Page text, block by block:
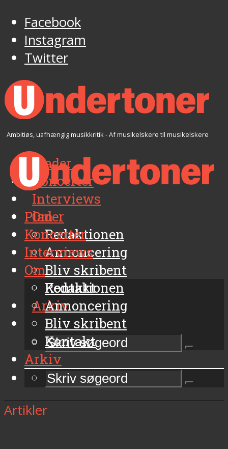
Facebook
Instagram
Twitter
Ambitiøs, uafhængig musikkritik - Af musikelskere til musikelskere
Plader
Koncerter
Interviews
Om
Redaktionen
Annoncering
Bliv skribent
Kontakt
Arkiv
Plader
Koncerter
Interviews
Om
Redaktionen
Annoncering
Bliv skribent
Kontakt
Arkiv
Artikler